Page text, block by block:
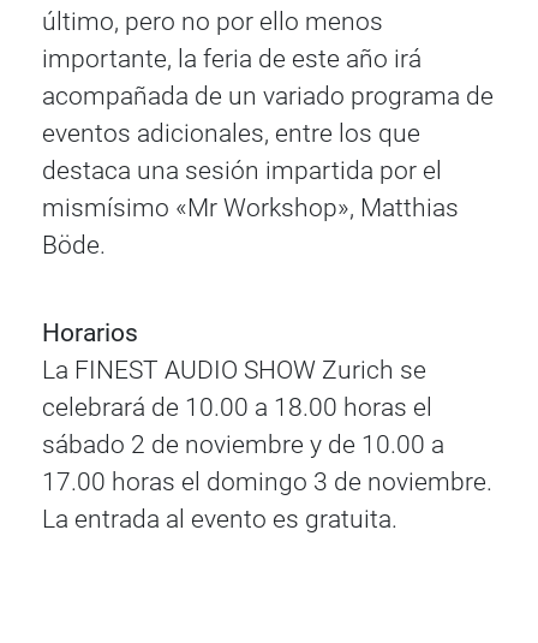
último, pero no por ello menos
importante, la feria de este año irá
acompañada de un variado programa de
eventos adicionales, entre los que
destaca una sesión impartida por el
mismísimo «Mr Workshop», Matthias
Böde.
Horarios
La FINEST AUDIO SHOW Zurich se
celebrará de 10.00 a 18.00 horas el
sábado 2 de noviembre y de 10.00 a
17.00 horas el domingo 3 de noviembre.
La entrada al evento es gratuita.